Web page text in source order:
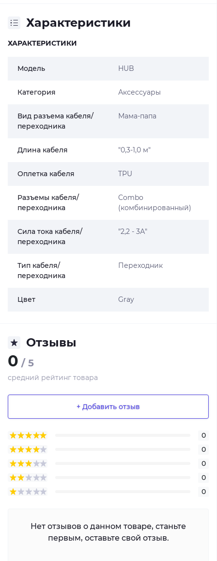
Характеристики
ХАРАКТЕРИСТИКИ
Модель HUB
Категория Аксессуары
Вид разъема кабеля/
переходника
Мама-папа
Длина кабеля "0,3-1,0 м"
Оплетка кабеля TPU
Разъемы кабеля/
переходника
Combo
(комбинированный)
Сила тока кабеля/
переходника
"2,2 - 3А"
Тип кабеля/
переходника
Переходник
Цвет Gray
Отзывы
0 / 5
средний рейтинг товара
+ Добавить отзыв
0
0
0
0
0
Нет отзывов о данном товаре, станьте
первым, оставьте свой отзыв.